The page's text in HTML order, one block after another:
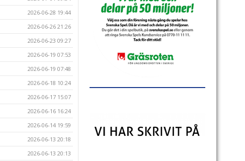
2026-06-28 19:44
2026-06-26 21:26
2026-06-23 09:27
2026-06-19 07:53
2026-06-19 07:48
2026-06-18 10:24
2026-06-17 15:07
2026-06-16 16:24
2026-06-14 19:59
2026-06-13 20:18
2026-06-13 20:13